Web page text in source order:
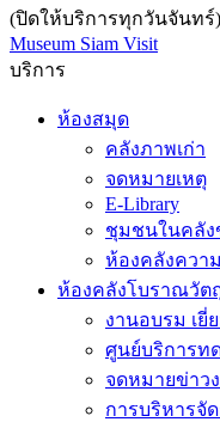
(ปิดให้บริการทุกวันจันทร์)
Museum Siam Visit
บริการ
ห้องสมุด
คลังภาพเก่า
จดหมายเหตุ
E-Library
ชุมชนในคลั
ห้องคลังควา
ห้องคลังโบราณวัต
งานอบรม เยี่
ศูนย์บริการท
จดหมายข่า
การบริหารจั